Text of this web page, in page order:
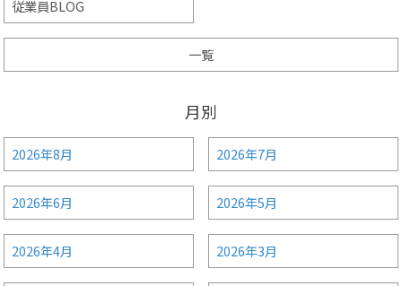
従業員BLOG
一覧
月別
2026年8月 2026年7月
2026年6月 2026年5月
2026年4月 2026年3月